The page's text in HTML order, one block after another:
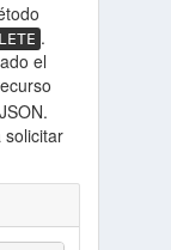
.
el
solicitar